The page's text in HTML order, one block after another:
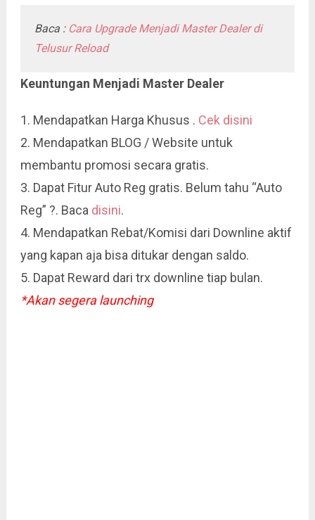
Baca : Cara Upgrade Menjadi Master Dealer di
Telusur Reload
Keuntungan Menjadi Master Dealer
1. Mendapatkan Harga Khusus . Cek disini
2. Mendapatkan BLOG / Website untuk
membantu promosi secara gratis.
3. Dapat Fitur Auto Reg gratis. Belum tahu “Auto
Reg” ?. Baca disini.
4. Mendapatkan Rebat/Komisi dari Downline aktif
yang kapan aja bisa ditukar dengan saldo.
5. Dapat Reward dari trx downline tiap bulan.
*Akan segera launching